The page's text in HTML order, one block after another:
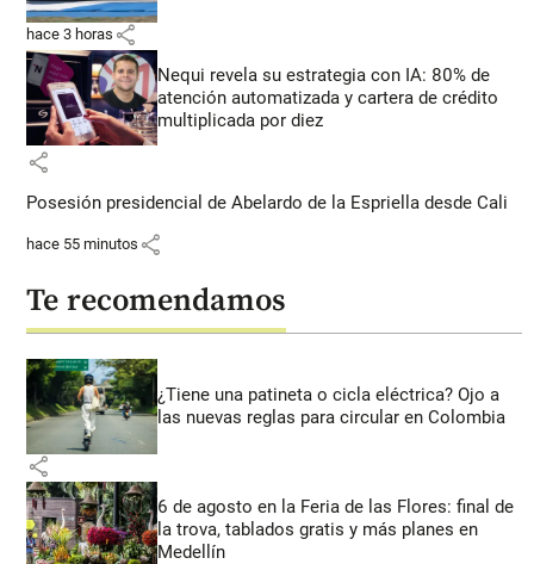
hace 3 horas share
Nequi revela su estrategia con IA: 80% de
atención automatizada y cartera de crédito
multiplicada por diez
share
Posesión presidencial de Abelardo de la Espriella desde Cali
hace 55 minutos share
Te recomendamos
¿Tiene una patineta o cicla eléctrica? Ojo a
las nuevas reglas para circular en Colombia
share
6 de agosto en la Feria de las Flores: final de
la trova, tablados gratis y más planes en
Medellín